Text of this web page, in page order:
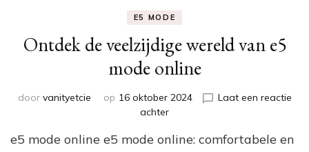
E5 MODE
Ontdek de veelzijdige wereld van e5
mode online
door vanityetcie op 16 oktober 2024
Laat een reactie
achterop
de
e5 mode online e5 mode online: comfortabele en